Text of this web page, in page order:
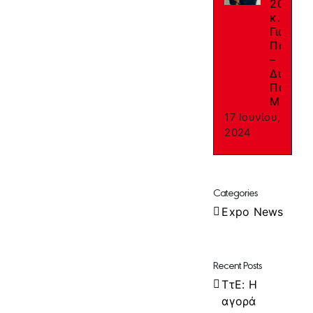
2024:
κ.
–
Macon
17 Ιουνίου,
2024
Categories
Expo News
Recent Posts
ΤτΕ: Η
αγορά